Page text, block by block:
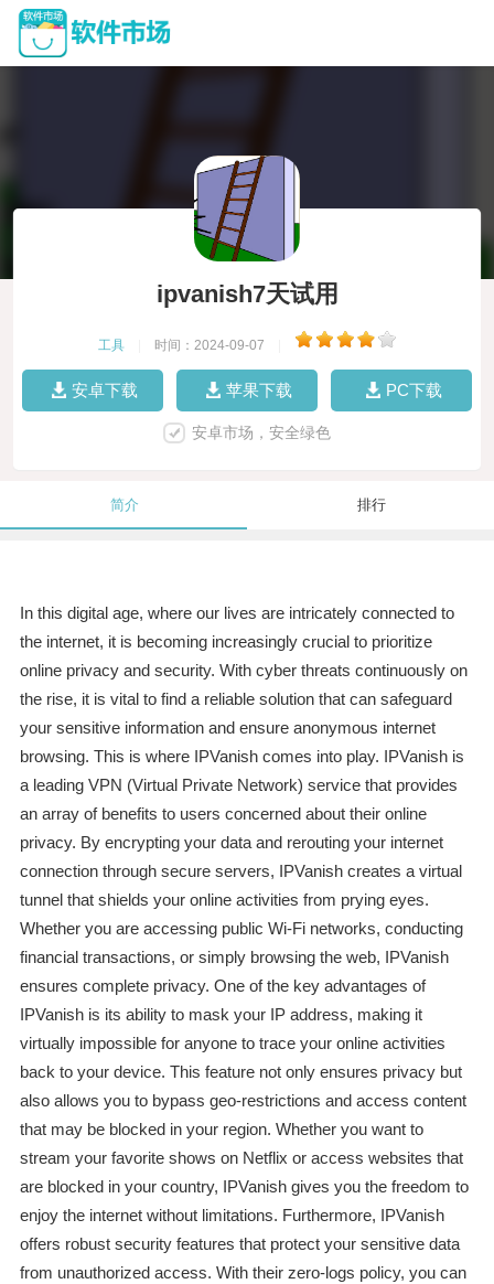
ipvanish7天试用
工具 时间：2024-09-07
安卓下载 苹果下载 PC下载
安卓市场，安全绿色
简介 排行
In this digital age, where our lives are intricately connected to
the internet, it is becoming increasingly crucial to prioritize
online privacy and security. With cyber threats continuously on
the rise, it is vital to find a reliable solution that can safeguard
your sensitive information and ensure anonymous internet
browsing. This is where IPVanish comes into play. IPVanish is
a leading VPN (Virtual Private Network) service that provides
an array of benefits to users concerned about their online
privacy. By encrypting your data and rerouting your internet
connection through secure servers, IPVanish creates a virtual
tunnel that shields your online activities from prying eyes.
Whether you are accessing public Wi-Fi networks, conducting
financial transactions, or simply browsing the web, IPVanish
ensures complete privacy. One of the key advantages of
IPVanish is its ability to mask your IP address, making it
virtually impossible for anyone to trace your online activities
back to your device. This feature not only ensures privacy but
also allows you to bypass geo-restrictions and access content
that may be blocked in your region. Whether you want to
stream your favorite shows on Netflix or access websites that
are blocked in your country, IPVanish gives you the freedom to
enjoy the internet without limitations. Furthermore, IPVanish
offers robust security features that protect your sensitive data
from unauthorized access. With their zero-logs policy, you can